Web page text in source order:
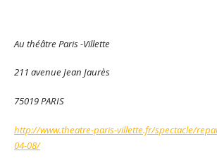
Au théâtre Paris -Villette
211 avenue Jean Jaurès
75019 PARIS
http://www.theatre-paris-villette.fr/spectacle/
04-08/